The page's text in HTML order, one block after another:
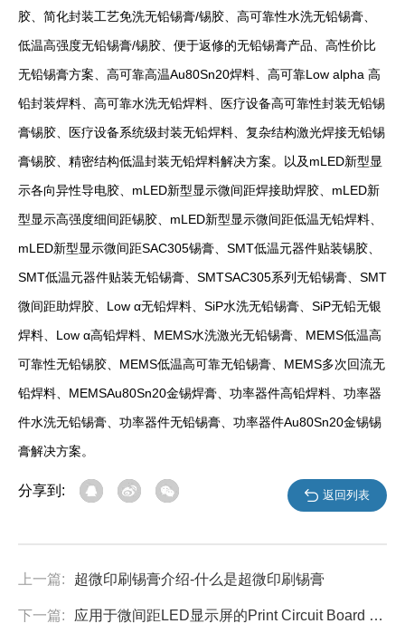
胶、简化封装工艺免洗无铅锡膏/锡胶、高可靠性水洗无铅锡膏、
低温高强度无铅锡膏/锡胶、便于返修的无铅锡膏产品、高性价比
无铅锡膏方案、高可靠高温Au80Sn20焊料、高可靠Low alpha 高
铅封装焊料、高可靠水洗无铅焊料、医疗设备高可靠性封装无铅锡
膏锡胶、医疗设备系统级封装无铅焊料、复杂结构激光焊接无铅锡
膏锡胶、精密结构低温封装无铅焊料解决方案。以及mLED新型显
示各向异性导电胶、mLED新型显示微间距焊接助焊胶、mLED新
型显示高强度细间距锡胶、mLED新型显示微间距低温无铅焊料、
mLED新型显示微间距SAC305锡膏、SMT低温元器件贴装锡胶、
SMT低温元器件贴装无铅锡膏、SMTSAC305系列无铅锡膏、SMT
微间距助焊胶、Low α无铅焊料、SiP水洗无铅锡膏、SiP无铅无银
焊料、Low α高铅焊料、MEMS水洗激光无铅锡膏、MEMS低温高
可靠性无铅锡胶、MEMS低温高可靠无铅锡膏、MEMS多次回流无
铅焊料、MEMSAu80Sn20金锡焊膏、功率器件高铅焊料、功率器
件水洗无铅锡膏、功率器件无铅锡膏、功率器件Au80Sn20金锡锡
膏解决方案。
分享到: 返回列表
上一篇: 超微印刷锡膏介绍-什么是超微印刷锡膏
下一篇: 应用于微间距LED显示屏的Print Circuit Board 的趋势与新需求_微间距LED显示屏封装无铅锡膏焊料深圳福英达分享